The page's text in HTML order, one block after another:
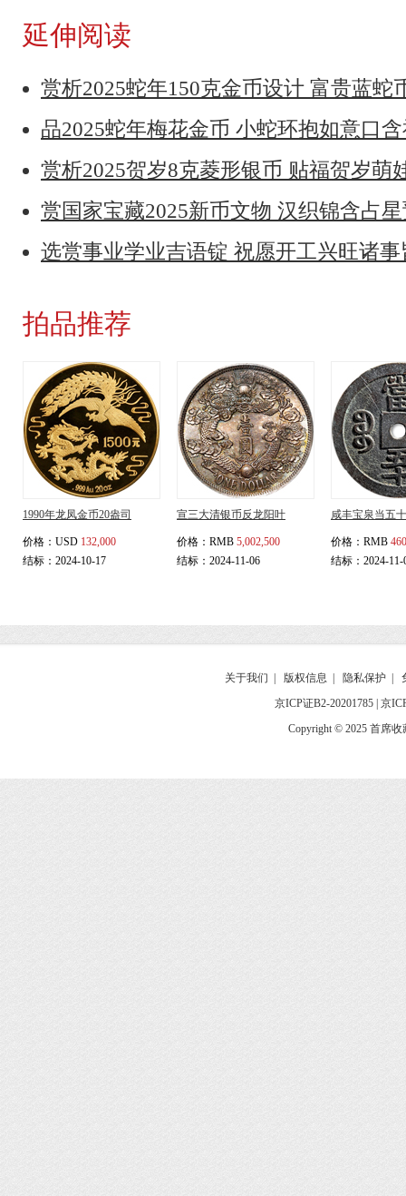
延伸阅读
赏析2025蛇年150克金币设计 富贵蓝蛇
品2025蛇年梅花金币 小蛇环抱如意口
赏析2025贺岁8克菱形银币 贴福贺岁萌
赏国家宝藏2025新币文物 汉织锦含占
选赏事业学业吉语锭 祝愿开工兴旺诸
拍品推荐
1990年龙凤金币20盎司
价格： USD 132,000
结标：2024-10-17
宣三大清银币反龙阳叶
价格： RMB 5,002,500
结标：2024-11-06
咸丰宝泉当五
价格： RMB
结标：2024-11-
关于我们 版权信息 隐私保护
京ICP证B2-20201785 京
Copyright © 2025 首席收